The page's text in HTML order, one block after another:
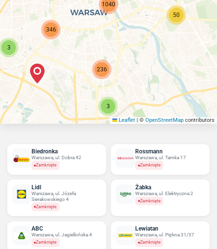
50
1040
236
346
3
3
Leaflet | © OpenStreetMap contributors
Biedronka
Warszawa, ul. Dobra 42
Zamknięte
Rossmann
Warszawa, ul. Tamka 17
Zamknięte
Lidl
Warszawa, ul. Józefa
Sierakowskiego 4
Zamknięte
Żabka
Warszawa, ul. Elektryczna 2
Zamknięte
ABC
Warszawa, ul. Jagiellońska 4
Zamknięte
Lewiatan
Warszawa, ul. Piękna 31/37
Zamknięte